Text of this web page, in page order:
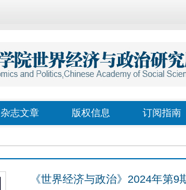
杂志文章 版权信息 订阅指南
《世界经济与政治》2024年第9